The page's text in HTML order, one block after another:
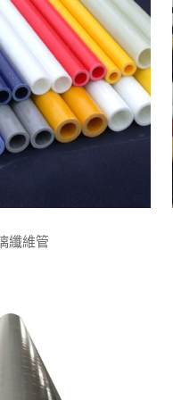
纖維管